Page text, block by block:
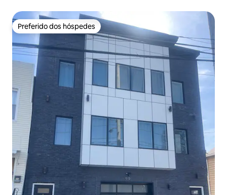
Preferido dos hóspedes
Preferido dos hóspedes